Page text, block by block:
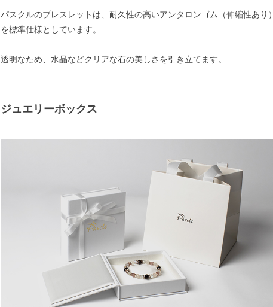
パスクルのブレスレットは、耐久性の高いアンタロンゴム（伸縮性あり）
を標準仕様としています。
透明なため、水晶などクリアな石の美しさを引き立てます。
ジュエリーボックス